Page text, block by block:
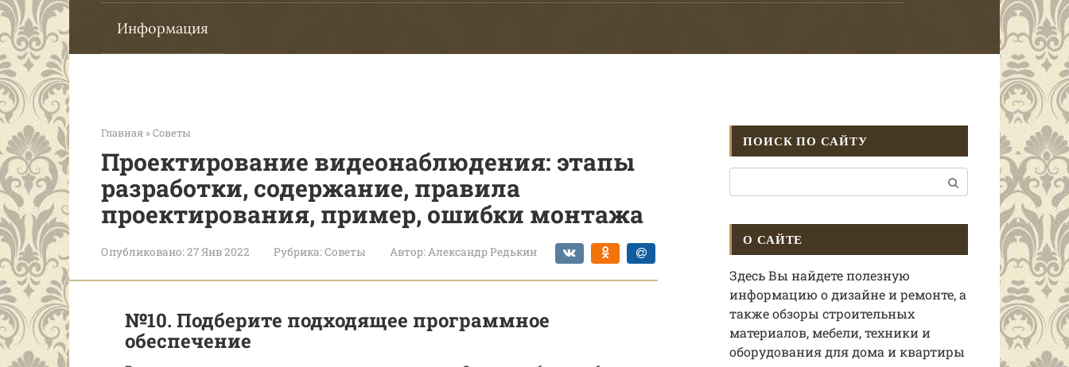
Информация
Главная »Советы
Проектирование видеонаблюдения: этапы
разработки, содержание, правила
проектирования, пример, ошибки монтажа
Опубликовано:27 Янв 2022 Рубрика:Советы Автор:Александр Редькин
№10. Подберите подходящее программное
обеспечение
ПОИСК ПО САЙТУ
О САЙТЕ
Здесь Вы найдете полезную
информацию о дизайне и ремонте, а
также обзоры строительных
материалов, мебели, техники и
оборудования для дома и квартиры